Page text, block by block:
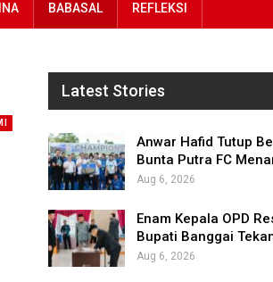
BABASAL REFLEKSI
Latest Stories
Anwar Hafid Tutup
Bunta Putra FC
Aug 6, 2026
Enam Kepala OPD
Bupati Banggai
Aug 6, 2026